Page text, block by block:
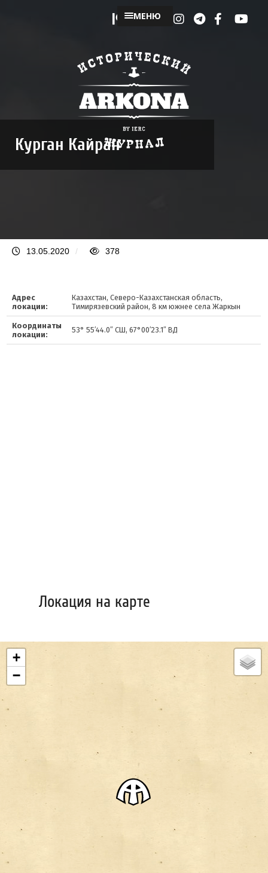
МЕНЮ
Курган Кайран
13.05.2020 / 378
Адрес
локации:
Казахстан, Северо-Казахстанская область,
Тимирязевский район, 8 км южнее села Жаркын
Координаты
локации:
53° 55′44.0″ СШ, 67°00′23.1″ ВД
Локация на карте
+
−